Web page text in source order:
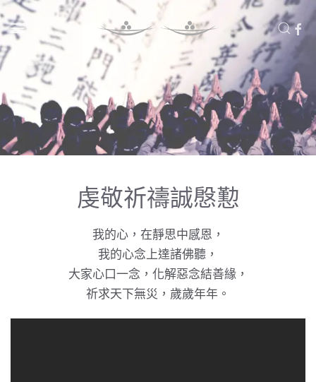
Skip to main content
虔敬祈禱誠慇懃
我的心，在靜思中感恩，
我的心念上達諸佛聽，
大家心口一念，化解惡念結善緣，
祈求天下無災，歲歲年年。